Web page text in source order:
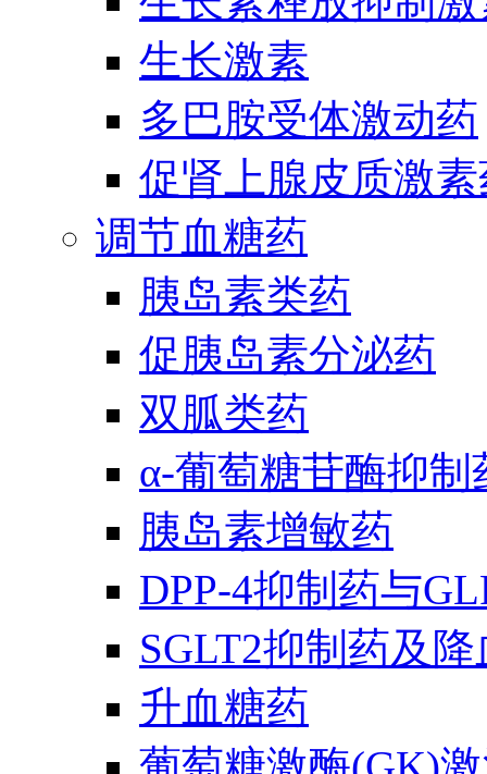
生长激素
多巴胺受体激动药
促肾上腺皮质激
调节血糖药
胰岛素类药
促胰岛素分泌药
双胍类药
α-葡萄糖苷酶抑制
胰岛素增敏药
DPP-4抑制药与
SGLT2抑制药及
升血糖药